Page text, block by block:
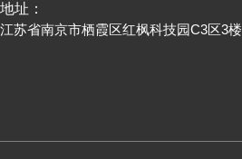
地址：
江苏省南京市栖霞区红枫科技园C3区3楼